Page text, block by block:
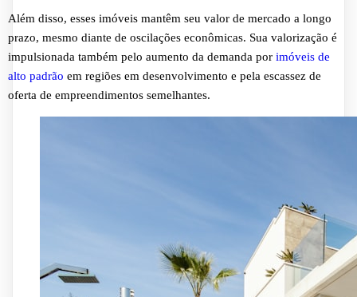
Além disso, esses imóveis mantêm seu valor de mercado a longo
prazo, mesmo diante de oscilações econômicas. Sua valorização é
impulsionada também pelo aumento da demanda por imóveis de
alto padrão em regiões em desenvolvimento e pela escassez de
oferta de empreendimentos semelhantes.